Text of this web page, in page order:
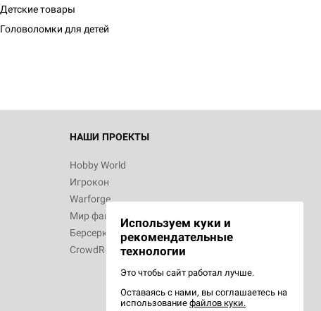
Детские товары
Головоломки для детей
НАШИ ПРОЕКТЫ
Hobby World
Игрокон
Warforge
Мир фантастики
Берсерк
CrowdRepublic
Используем куки и
рекомендательные
технологии
Это чтобы сайт работал лучше.
Оставаясь с нами, вы соглашаетесь на
использование файлов куки.